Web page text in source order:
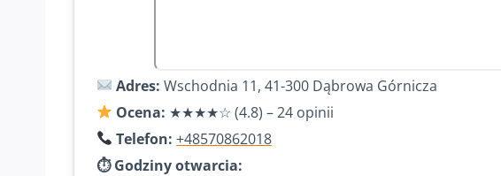
Adres: Wschodnia 11, 41-300 Dąbrowa Górnicza
Ocena: ★★★★☆ (4.8) – 24 opinii
Telefon: +48570862018
⏱ Godziny otwarcia: